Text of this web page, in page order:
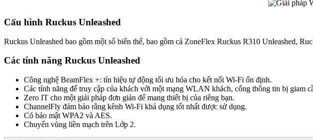
Cấu hình Ruckus Unleashed
Ruckus Unleashed bao gồm một số biến thể, bao gồm cả ZoneFlex Ruckus R310 Unleashed,
Các tính năng Ruckus Unleashed
Công nghệ BeamFlex +: tín hiệu tự động tối ưu hóa cho kết nối Wi-Fi ổn định.
Các tính năng để truy cập của khách với một mạng WLAN khách, cổng thông tin bị giam
Zero IT cho một giải pháp đơn giản để mang thiết bị của riêng bạn.
ChannelFly đảm bảo rằng kênh Wi-Fi khả dụng tốt nhất được sử dụng.
Có bảo mật WPA2 và AES.
Chuyển vùng liền mạch trên Lớp 2.